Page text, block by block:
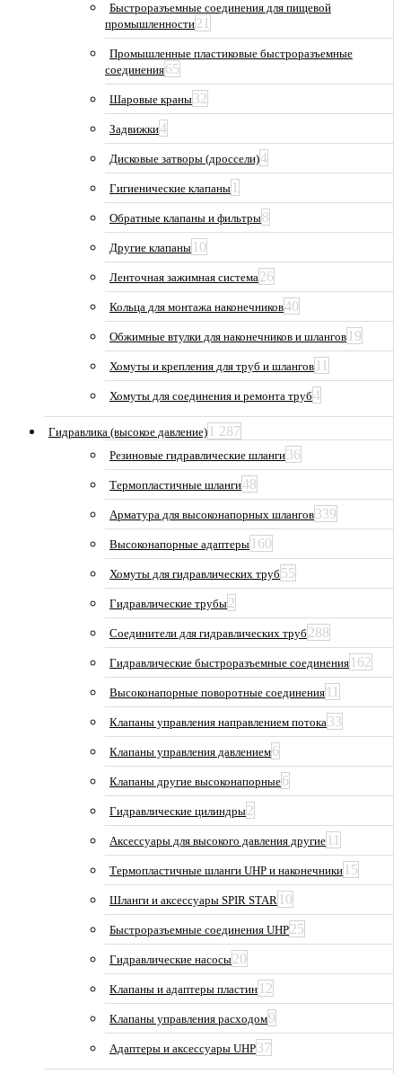
Быстроразъемные соединения для пищевой
промышленности21
Промышленные пластиковые быстроразъемные
соединения65
Шаровые краны32
Задвижки4
Дисковые затворы (дроссели)4
Гигиенические клапаны 1
Обратные клапаны и фильтры8
Другие клапаны 10
Ленточная зажимная система26
Кольца для монтажа наконечников40
Обжимные втулки для наконечников и шлангов 19
Хомуты и крепления для труб и шлангов 11
Хомуты для соединения и ремонта труб4
Гидравлика (высокое давление) 1 287
Резиновые гидравлические шланги36
Термопластичные шланги48
Арматура для высоконапорных шлангов339
Высоконапорные адаптеры 160
Хомуты для гидравлических труб 55
Гидравлические трубы2
Соединители для гидравлических труб 288
Гидравлические быстроразъемные соединения 162
Высоконапорные поворотные соединения 11
Клапаны управления направлением потока33
Клапаны управления давлением6
Клапаны другие высоконапорные6
Гидравлические цилиндры2
Аксессуары для высокого давления другие 11
Термопластичные шланги UHP и наконечники 15
Шланги и аксессуары SPIR STAR 10
Быстроразъемные соединения UHP25
Гидравлические насосы20
Клапаны и адаптеры пластин 12
Клапаны управления расходом9
Адаптеры и аксессуары UHP37